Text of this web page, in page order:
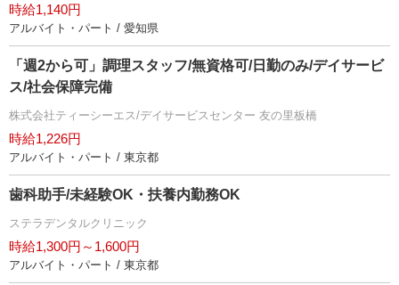
時給1,140円
アルバイト・パート / 愛知県
「週2から可」調理スタッフ/無資格可/日勤のみ/デイサービ
ス/社会保障完備
株式会社ティーシーエス/デイサービスセンター 友の里板橋
時給1,226円
アルバイト・パート / 東京都
歯科助手/未経験OK・扶養内勤務OK
ステラデンタルクリニック
時給1,300円～1,600円
アルバイト・パート / 東京都